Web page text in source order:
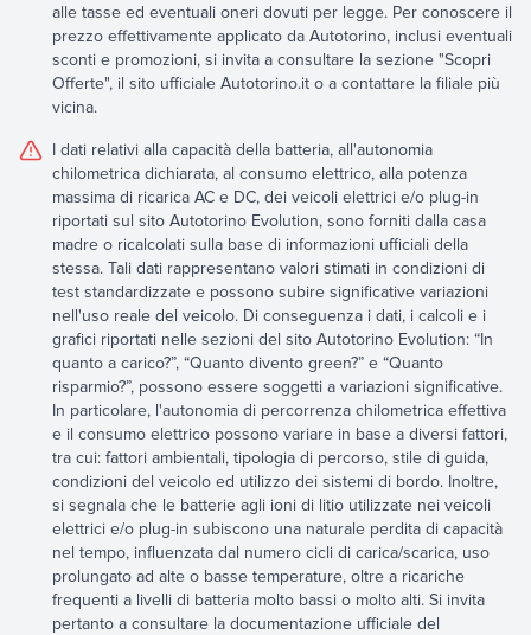
alle tasse ed eventuali oneri dovuti per legge. Per conoscere il
prezzo effettivamente applicato da Autotorino, inclusi eventuali
sconti e promozioni, si invita a consultare la sezione "Scopri
Offerte", il sito ufficiale Autotorino.it o a contattare la filiale più
vicina.
I dati relativi alla capacità della batteria, all'autonomia
chilometrica dichiarata, al consumo elettrico, alla potenza
massima di ricarica AC e DC, dei veicoli elettrici e/o plug-in
riportati sul sito Autotorino Evolution, sono forniti dalla casa
madre o ricalcolati sulla base di informazioni ufficiali della
stessa. Tali dati rappresentano valori stimati in condizioni di
test standardizzate e possono subire significative variazioni
nell'uso reale del veicolo. Di conseguenza i dati, i calcoli e i
grafici riportati nelle sezioni del sito Autotorino Evolution: “In
quanto a carico?”, “Quanto divento green?” e “Quanto
risparmio?”, possono essere soggetti a variazioni significative.
In particolare, l'autonomia di percorrenza chilometrica effettiva
e il consumo elettrico possono variare in base a diversi fattori,
tra cui: fattori ambientali, tipologia di percorso, stile di guida,
condizioni del veicolo ed utilizzo dei sistemi di bordo. Inoltre,
si segnala che le batterie agli ioni di litio utilizzate nei veicoli
elettrici e/o plug-in subiscono una naturale perdita di capacità
nel tempo, influenzata dal numero cicli di carica/scarica, uso
prolungato ad alte o basse temperature, oltre a ricariche
frequenti a livelli di batteria molto bassi o molto alti. Si invita
pertanto a consultare la documentazione ufficiale del